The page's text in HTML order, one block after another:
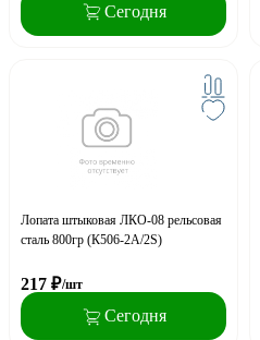
Сегодня
Лопата штыковая ЛКО-08 рельсовая
сталь 800гр (К506-2А/2S)
217 ₽/шт
Сегодня